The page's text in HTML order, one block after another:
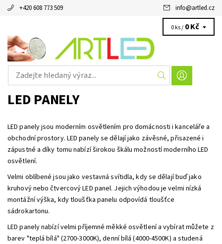
+420 608 773 509 info@artled.cz
0 ks / 0 Kč
LED PANELY
LED panely jsou moderním osvětlením pro domácnosti i kanceláře a
obchodní prostory. LED panely se dělají jako závěsné, přisazené i
zápustné a díky tomu nabízí širokou škálu možností moderního LED
osvětlení.
Velmi oblíbené jsou jako vestavná svítidla, kdy se dělají buď jako
kruhový nebo čtvercový LED panel. Jejich výhodou je velmi nízká
montážní výška, kdy tloušťka panelu odpovídá tloušťce
sádrokartonu.
LED panely nabízí velmi příjemné měkké osvětlení a vybírat můžete z
barev "teplá bílá" (2700-3000K), denní bílá (4000-4500K) a studená